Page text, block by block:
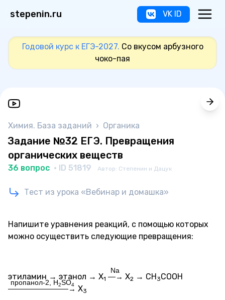
stepenin.ru VK ID
Годовой курс к ЕГЭ-2027. Со вкусом арбузного
чоко-пая
Химия. База заданий › Органика
Задание №32 ЕГЭ. Превращения
органических веществ
36 вопрос · ID 51819 Автор: Степенин и Дацук
Тест из урока «Вебинар и домашка»
Напишите уравнения реакций, с помощью которых
можно осуществить следующие превращения:
этиламин → этанол → X1 —→
Na
X2 → CH3COOH
————————→
пропанол-2, H2SO4 X3